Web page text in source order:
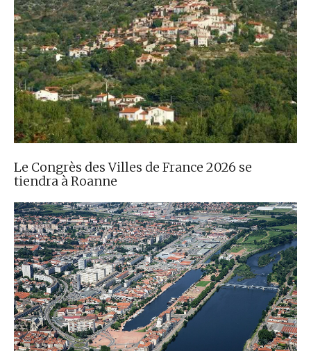
Le Congrès des Villes de France 2026 se
tiendra à Roanne